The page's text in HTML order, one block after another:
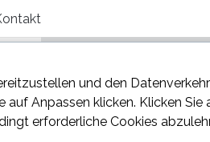
und den
auf Anpassen klicken. Klicken Sie
erforderliche Cookies